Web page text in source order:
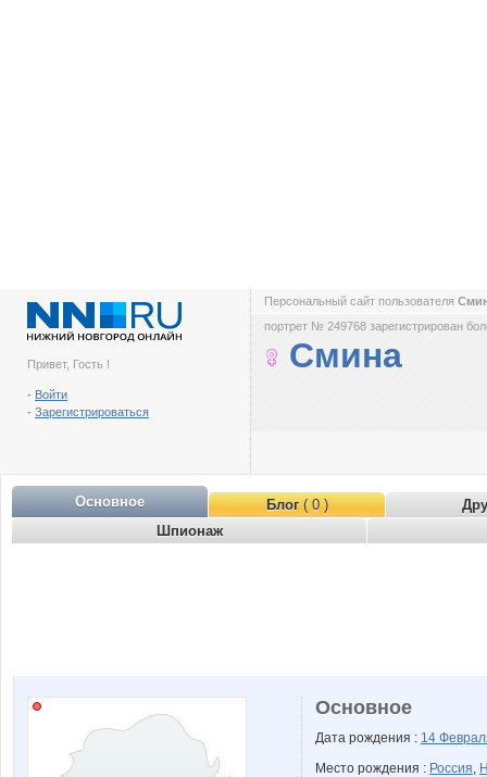
Привет, Гость !
- Войти
- Зарегистрироваться
Персональный сайт пользователя
портрет № 249768 зарегистрирован
Смина
Основное Блог( 0 )
Шпионаж
Основное
Дата рождения : 14
Место рождения : Россия,